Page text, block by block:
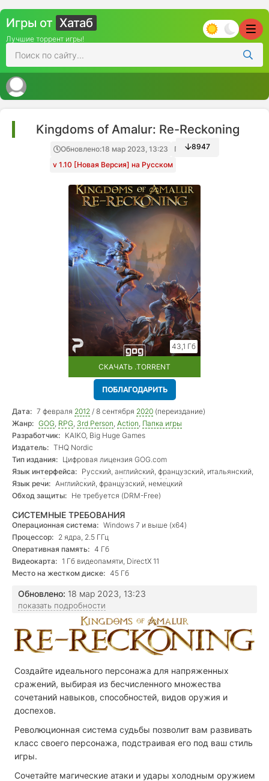
Игры от Хатаб
Лучшие торрент игры!
Kingdoms of Amalur: Re-Reckoning
Обновлено:18 мар 2023, 13:23
Папка игры
v 1.10 [Новая Версия] на Русском
8947
43,1 Гб
СКАЧАТЬ .TORRENT
ПОБЛАГОДАРИТЬ
Дата: 7 февраля 2012 / 8 сентября 2020 (переиздание)
Жанр: GOG, RPG, 3rd Person, Action, Папка игры
Разработчик: KAIKO, Big Huge Games
Издатель: THQ Nordic
Тип издания: Цифровая лицензия GOG.com
Язык интерфейса: Русский, английский, французский, итальянский,
немецкий, испанский, японский, китайский (упр.)
Язык речи: Английский, французский, немецкий
Обход защиты: Не требуется (DRM-Free)
СИСТЕМНЫЕ ТРЕБОВАНИЯ
Операционная система: Windows 7 и выше (х64)
Процессор: 2 ядра, 2.5 ГГц
Оперативная память: 4 Гб
Видеокарта: 1 Гб видеопамяти, DirectX 11
Место на жестком диске: 45 Гб
Обновлено: 18 мар 2023, 13:23
показать подробности
Создайте идеального персонажа для напряженных
сражений, выбирая из бесчисленного множества
сочетаний навыков, способностей, видов оружия и
доспехов.
Революционная система судьбы позволит вам развивать
класс своего персонажа, подстраивая его под ваш стиль
игры.
Сочетайте магические атаки и удары холодным оружием